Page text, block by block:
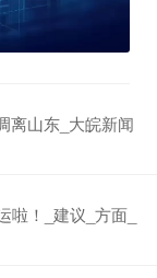
离山东_大皖新闻
！_建议_方面_